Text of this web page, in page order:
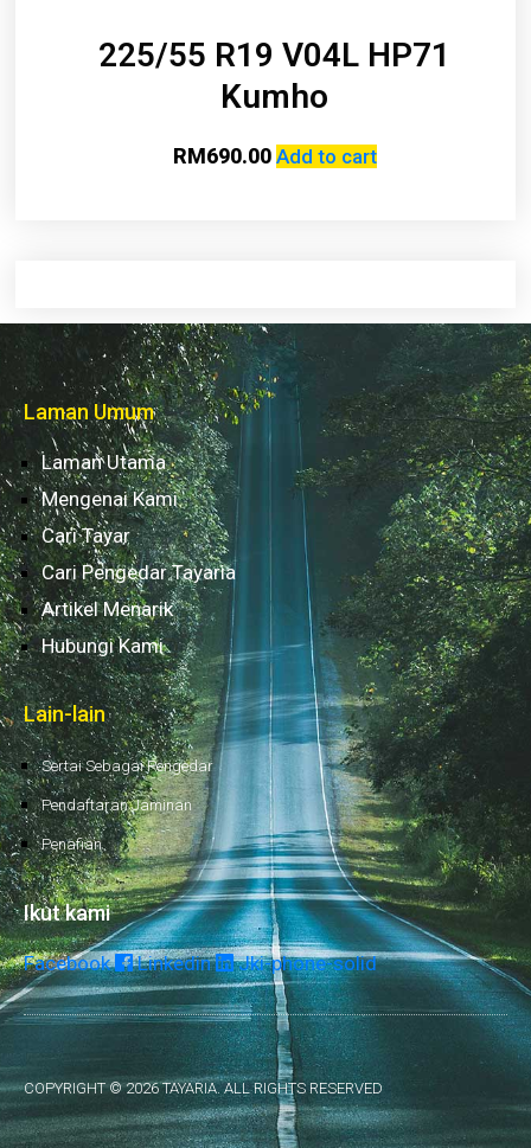
225/55 R19 V04L HP71
Kumho
RM690.00 Add to cart
Laman Umum
Laman Utama
Mengenai Kami
Cari Tayar
Cari Pengedar Tayaria
Artikel Menarik
Hubungi Kami
Lain-lain
Sertai Sebagai Pengedar
Pendaftaran Jaminan
Penafian
Ikut kami
Facebook Linkedin Jki-phone-solid
COPYRIGHT © 2026 TAYARIA. ALL RIGHTS RESERVED